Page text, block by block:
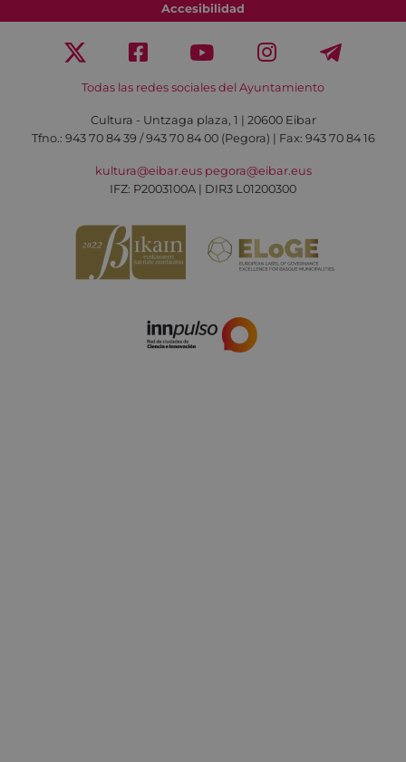
Accesibilidad
Todas las redes sociales del Ayuntamiento
Cultura - Untzaga plaza, 1 | 20600 Eibar
Tfno.: 943 70 84 39 / 943 70 84 00 (Pegora) | Fax: 943 70 84 16
kultura@eibar.eus pegora@eibar.eus
IFZ: P2003100A | DIR3 L01200300